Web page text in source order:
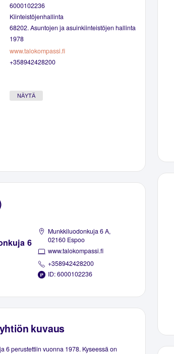
6000102236
Kiinteistöjenhallinta
68202. Asuntojen ja asuinkiinteistöjen hallinta
1978
www.talokompassi.fi
+358942428200
NÄYTÄ
6
Munkkiluodonkuja 6 A,
02160 Espoo
www.talokompassi.fi
+358942428200
ID: 6000102236
kuvaus
6 perustettiin vuonna 1978. Kyseessä on